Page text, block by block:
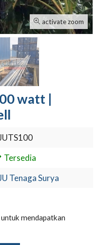
activate zoom
watt |
Tersedia
Tenaga Surya
mendapatkan